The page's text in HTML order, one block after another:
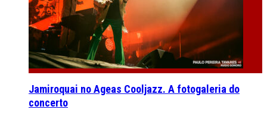
Jamiroquai no Ageas Cooljazz. A fotogaleria do
concerto